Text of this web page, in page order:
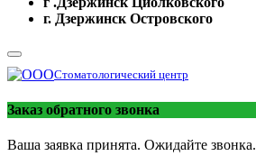
г. Дзержинск Островского
Стоматологический центр
Заказ обратного звонка
Ваша заявка принята. Ожидайте звонка.